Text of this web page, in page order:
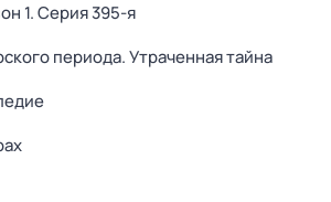
1. Серия 395-я
периода. Утраченная тайна